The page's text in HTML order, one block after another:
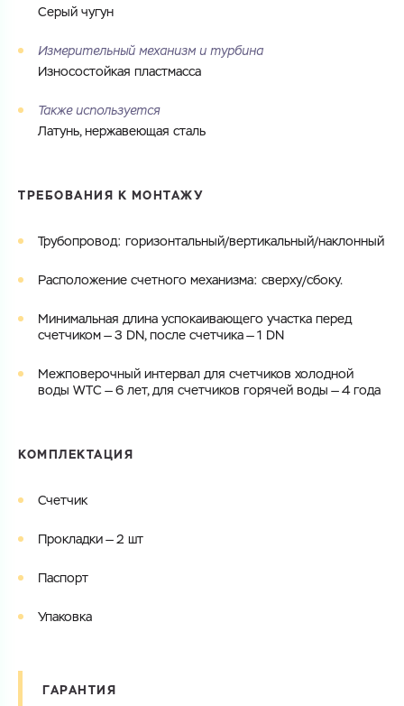
Серый чугун
Измерительный механизм и турбина
Износостойкая пластмасса
Также используется
Латунь, нержавеющая сталь
ТРЕБОВАНИЯ К МОНТАЖУ
Трубопровод: горизонтальный/вертикальный/наклонный
Расположение счетного механизма: сверху/сбоку.
Минимальная длина успокаивающего участка перед
счетчиком — 3 DN, после счетчика — 1 DN
Межповерочный интервал для счетчиков холодной
воды WTC — 6 лет, для счетчиков горячей воды — 4 года
КОМПЛЕКТАЦИЯ
Счетчик
Прокладки — 2 шт
Паспорт
Упаковка
ГАРАНТИЯ